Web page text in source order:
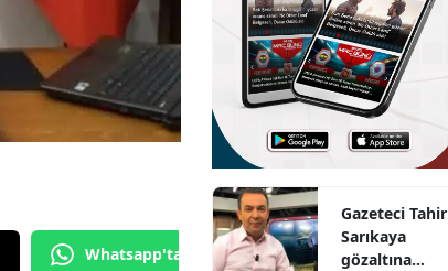
Whatsapp'tan Gönder
Gazeteci Tahir
Sarıkaya
gözaltına